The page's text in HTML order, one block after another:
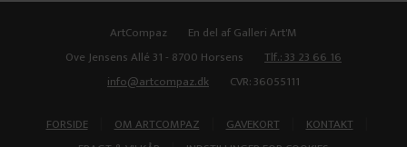
ArtCompaz
En del af Galleri Art'M
Ove Jensens Allé 31 - 8700 Horsens
Tlf.: 33 23 66 16
info@artcompaz.dk
CVR: 36055111
FORSIDE OM ARTCOMPAZ GAVEKORT KONTAKT